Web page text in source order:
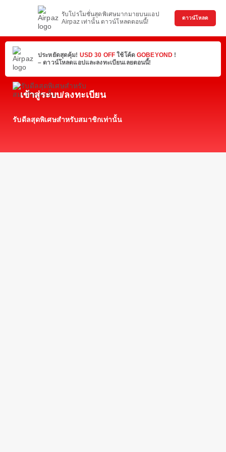
รับโปรโมชั่นสุดพิเศษมากมายบนแอป
Airpaz เท่านั้น ดาวน์โหลดตอนนี้!
ดาวน์โหลด
ประหยัดสุดคุ้ม! USD 30 OFFใช้โค้ดGOBEYOND !
– ดาวน์โหลดแอปและลงทะเบียนเลยตอนนี้!
เข้าสู่ระบบ/ลงทะเบียน
รับดีลสุดพิเศษสำหรับสมาชิกเท่านั้น